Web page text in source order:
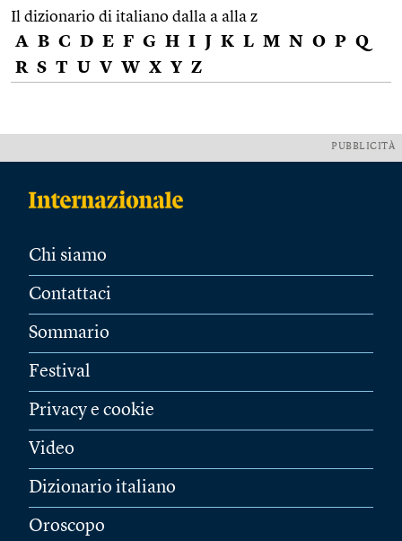
Il dizionario di italiano dalla a alla z
A B C D E F G H I J K L M N O P Q
R S T U V W X Y Z
PUBBLICITÀ
Chi siamo
Contattaci
Sommario
Festival
Privacy e cookie
Video
Dizionario italiano
Oroscopo